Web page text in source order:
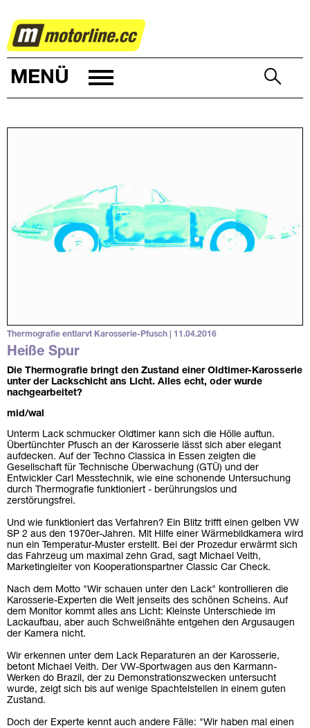
CLASSIC
MENÜ
Thermografie entlarvt Karosserie-Pfusch | 11.04.2016
Heiße Spur
Die Thermografie bringt den Zustand einer Oldtimer-Karosserie
unter der Lackschicht ans Licht. Alles echt, oder wurde
nachgearbeitet?
mid/wal
Unterm Lack schmucker Oldtimer kann sich die Hölle auftun.
Übertünchter Pfusch an der Karosserie lässt sich aber elegant
aufdecken. Auf der Techno Classica in Essen zeigten die
Gesellschaft für Technische Überwachung (GTÜ) und der
Entwickler Carl Messtechnik, wie eine schonende Untersuchung
durch Thermografie funktioniert - berührungslos und
zerstörungsfrei.
Und wie funktioniert das Verfahren? Ein Blitz trifft einen gelben VW
SP 2 aus den 1970er-Jahren. Mit Hilfe einer Wärmebildkamera wird
nun ein Temperatur-Muster erstellt. Bei der Prozedur erwärmt sich
das Fahrzeug um maximal zehn Grad, sagt Michael Veith,
Marketingleiter von Kooperationspartner Classic Car Check.
Nach dem Motto "Wir schauen unter den Lack" kontrollieren die
Karosserie-Experten die Welt jenseits des schönen Scheins. Auf
dem Monitor kommt alles ans Licht: Kleinste Unterschiede im
Lackaufbau, aber auch Schweißnähte entgehen den Argusaugen
der Kamera nicht.
Wir erkennen unter dem Lack Reparaturen an der Karosserie,
betont Michael Veith. Der VW-Sportwagen aus den Karmann-
Werken do Brazil, der zu Demonstrationszwecken untersucht
wurde, zeigt sich bis auf wenige Spachtelstellen in einem guten
Zustand.
Doch der Experte kennt auch andere Fälle: "Wir haben mal einen